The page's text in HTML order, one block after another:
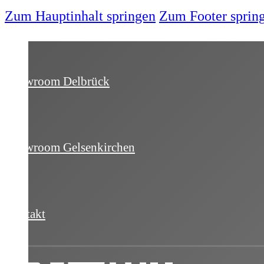
Zum Hauptinhalt springen Zum Footer
Showroom Delbrück
Showroom Gelsenkirchen
Kontakt